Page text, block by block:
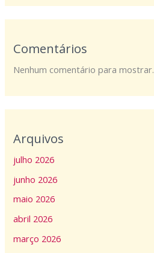
Comentários
Nenhum comentário para mostrar.
Arquivos
julho 2026
junho 2026
maio 2026
abril 2026
março 2026